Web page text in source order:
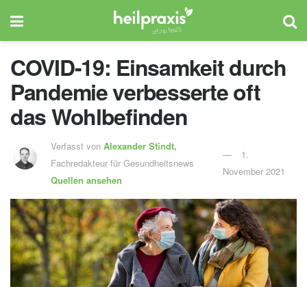
COVID-19: Einsamkeit durch
Pandemie verbesserte oft
das Wohlbefinden
Verfasst vonAlexander Stindt,
Fachredakteur für Gesundheitsnews
Quellen ansehen
1.
November 2021